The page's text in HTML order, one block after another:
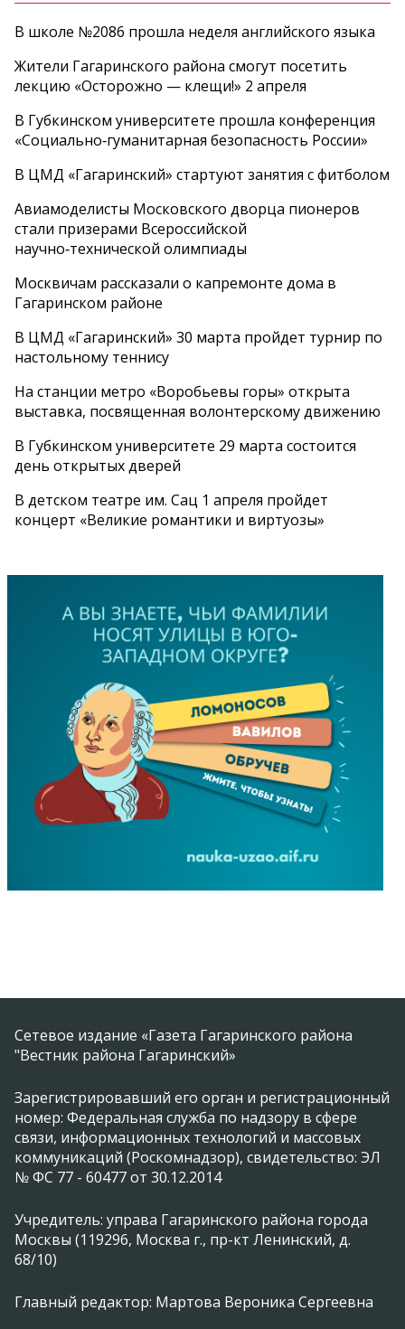
В школе №2086 прошла неделя английского языка
Жители Гагаринского района смогут посетить
лекцию «Осторожно — клещи!» 2 апреля
В Губкинском университете прошла конференция
«Социально‑гуманитарная безопасность России»
В ЦМД «Гагаринский» стартуют занятия с фитболом
Авиамоделисты Московского дворца пионеров
стали призерами Всероссийской
научно‑технической олимпиады
Москвичам рассказали о капремонте дома в
Гагаринском районе
В ЦМД «Гагаринский» 30 марта пройдет турнир по
настольному теннису
На станции метро «Воробьевы горы» открыта
выставка, посвященная волонтерскому движению
В Губкинском университете 29 марта состоится
день открытых дверей
В детском театре им. Сац 1 апреля пройдет
концерт «Великие романтики и виртуозы»
Сетевое издание «Газета Гагаринского района
"Вестник района Гагаринский»
Зарегистрировавший его орган и регистрационный
номер: Федеральная служба по надзору в сфере
связи, информационных технологий и массовых
коммуникаций (Роскомнадзор), свидетельство: ЭЛ
№ ФС 77 - 60477 от 30.12.2014
Учредитель: управа Гагаринского района города
Москвы (119296, Москва г., пр-кт Ленинский, д.
68/10)
Главный редактор: Мартова Вероника Сергеевна